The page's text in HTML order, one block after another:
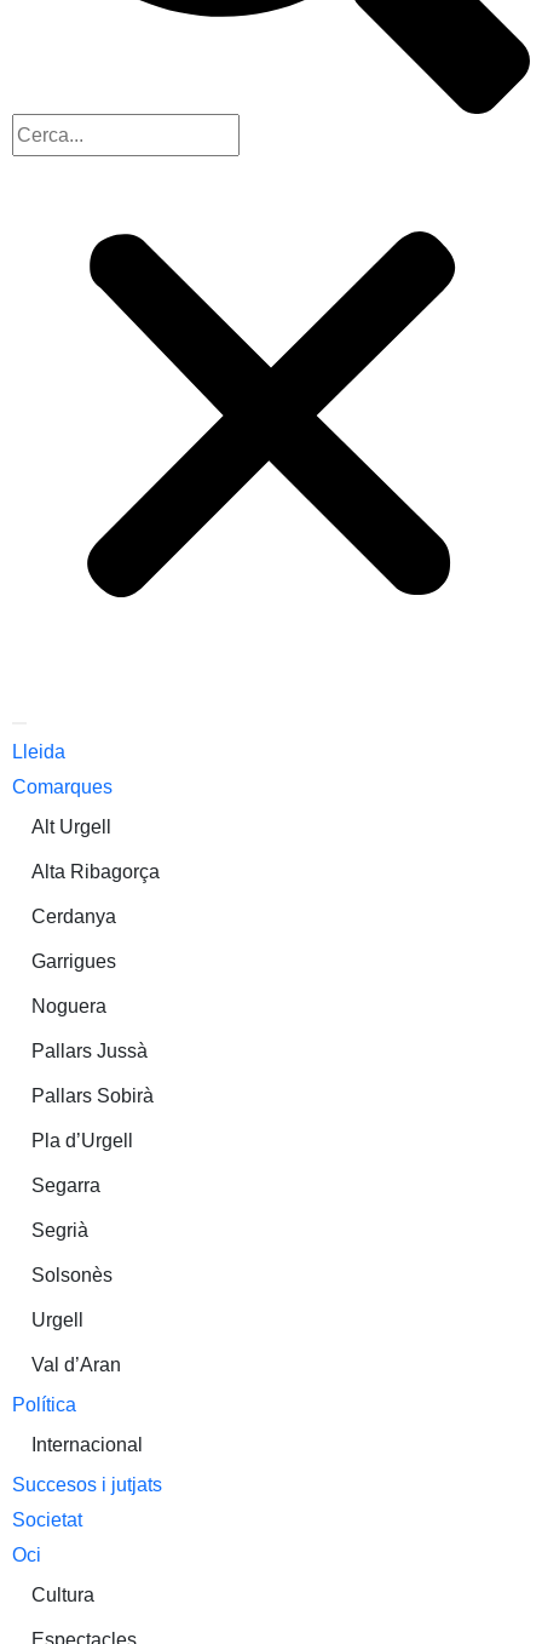
Lleida
Comarques
Alt Urgell
Alta Ribagorça
Cerdanya
Garrigues
Noguera
Pallars Jussà
Pallars Sobirà
Pla d’Urgell
Segarra
Segrià
Solsonès
Urgell
Val d’Aran
Política
Internacional
Succesos i jutjats
Societat
Oci
Cultura
Espectacles